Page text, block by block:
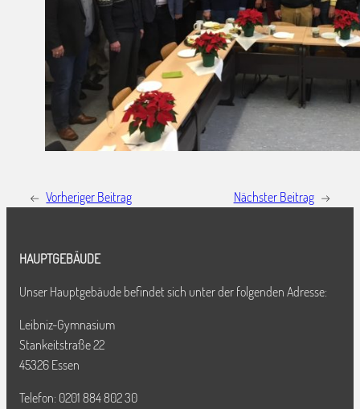
← Vorheriger Beitrag Nächster Beitrag →
HAUPTGEBÄUDE
Unser Hauptgebäude befindet sich unter der folgenden Adresse:
Leibniz-Gymnasium
Stankeitstraße 22
45326 Essen
Telefon: 0201 884 802 30